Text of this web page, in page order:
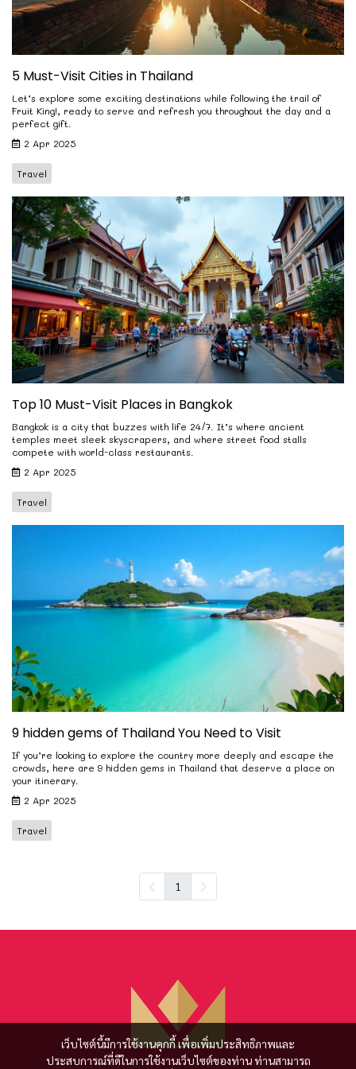
5 Must-Visit Cities in Thailand
Let’s explore some exciting destinations while following the trail of
Fruit King!, ready to serve and refresh you throughout the day and a
perfect gift.
2 Apr 2025
Travel
Top 10 Must-Visit Places in Bangkok
Bangkok is a city that buzzes with life 24/7. It’s where ancient
temples meet sleek skyscrapers, and where street food stalls
compete with world-class restaurants.
2 Apr 2025
Travel
9 hidden gems of Thailand You Need to Visit
If you’re looking to explore the country more deeply and escape the
crowds, here are 9 hidden gems in Thailand that deserve a place on
your itinerary.
2 Apr 2025
Travel
1
เว็บไซต์นี้มีการใช้งานคุกกี้ เพื่อเพิ่มประสิทธิภาพและ
ประสบการณ์ที่ดีในการใช้งานเว็บไซต์ของท่าน ท่านสามารถ